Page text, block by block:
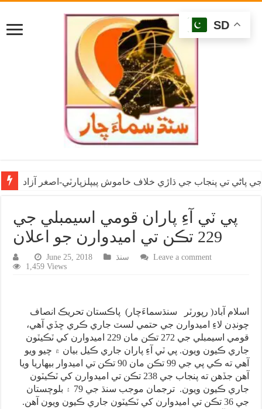
پاڻي تي پنجاب جي ڌاڙي خلاف خاموش پيپلزپارٽي-اصغر آزاد
پي ٽي آءِ پاران قومي اسيمبلي جي
229 تڪن تي اميدوارن جو اعلان
June 25, 2018 سنڌ
Leave a comment
1,459 Views
اسلام آباد( رپورٽر سنڌسماءَچار) پاڪستان تحريڪ انصاف
چونڊن لاءِ اميدوارن جي حتمي لسٽ جاري ڪري ڇڏي آهي،
قومي اسيمبلي جي 272 تڪن مان 229 اميدوارن کي ٽڪيٽون
جاري ڪيون ويون. پي ٽي آءِ پاران جاري ڪيل بيان ۾ چيو ويو
آهي ته ڪي پي جي 99 تڪن مان 90 تڪن تي اميدوار بيهاريا ويا
آهن جڏهن ته پنجاب جي 238 تڪن تي اميدوارن کي ٽڪيٽون
جاري ڪيون ويون. ترجمان موجب سنڌ جي 79 ۽ بلوچستان
جي 36 تڪن تي اميدوارن کي ٽڪيٽون جاري ڪيون ويون آهن.
SD